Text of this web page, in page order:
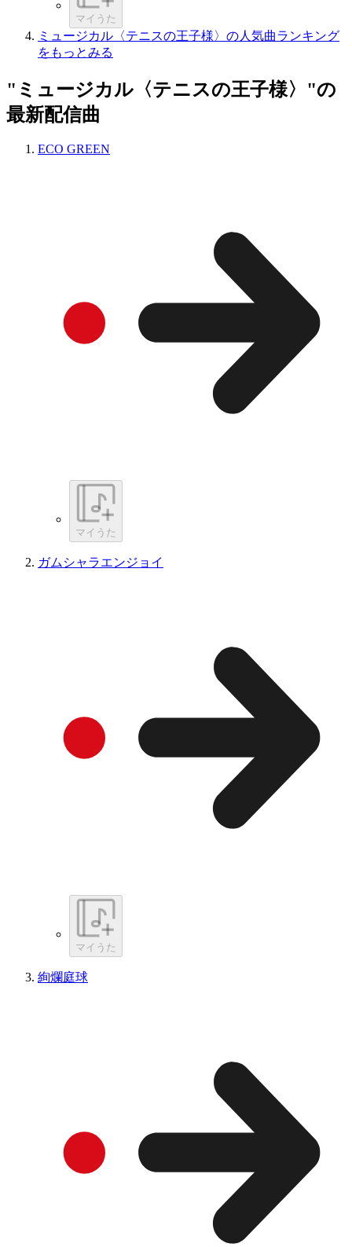
マイうた
ミュージカル〈テニスの王子様〉の人気曲ランキング
をもっとみる
"ミュージカル〈テニスの王子様〉"の
最新配信曲
ECO GREEN
マイうた
ガムシャラエンジョイ
マイうた
絢爛庭球